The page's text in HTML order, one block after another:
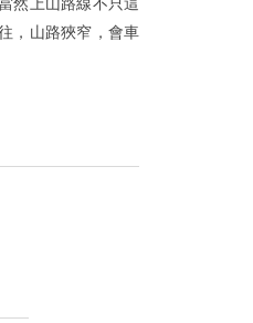
，山路狹窄，會車